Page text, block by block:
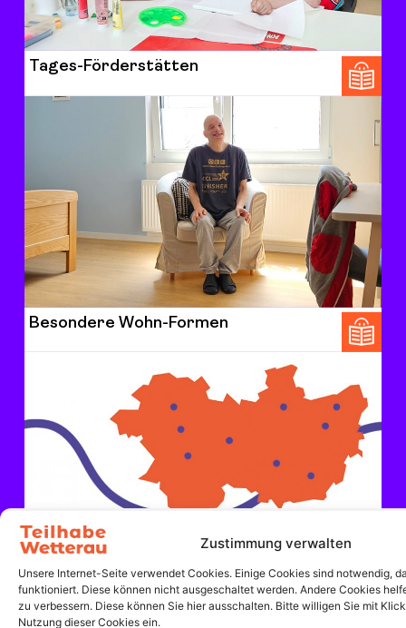
Zustimmung verwalten
Unsere Internet-Seite verwendet Cookies. Einige Cookies sind notwendig,
funktioniert. Diese können nicht ausgeschaltet werden. Andere Cookies
zu verbessern. Diese können Sie hier ausschalten. Bitte willigen Sie mit
Nutzung dieser Cookies ein.
Tages-Förderstätten
Besondere Wohn-Formen
Standorte